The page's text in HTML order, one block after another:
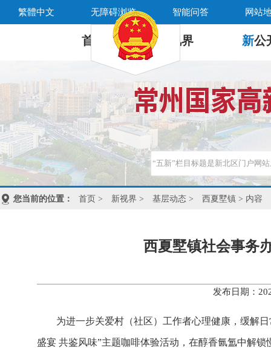
繁體中文 无障碍浏览 智能问答 网站
首 页 新 视界 新公
您当前的位置： 首页 > 新视界 > 基层动态 > 西夏墅镇 > 内容
西夏墅镇社会事务
发布日期：
为进一步关爱村（社区）工作者心理健康，缓解
盛宴 共鉴风味”主题咖啡体验活动，在醇香氤氲中解